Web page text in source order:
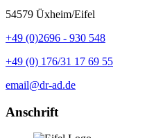
54579 Üxheim/Eifel
+49 (0)2696 - 930 548
+49 (0) 176/31 17 69 55
email@dr-ad.de
Anschrift